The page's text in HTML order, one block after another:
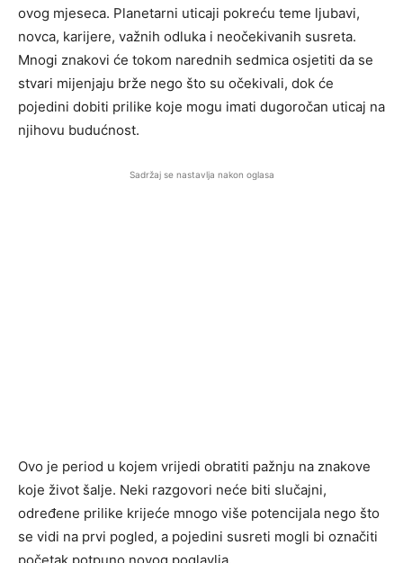
ovog mjeseca. Planetarni uticaji pokreću teme ljubavi,
novca, karijere, važnih odluka i neočekivanih susreta.
Mnogi znakovi će tokom narednih sedmica osjetiti da se
stvari mijenjaju brže nego što su očekivali, dok će
pojedini dobiti prilike koje mogu imati dugoročan uticaj na
njihovu budućnost.
Sadržaj se nastavlja nakon oglasa
Ovo je period u kojem vrijedi obratiti pažnju na znakove
koje život šalje. Neki razgovori neće biti slučajni,
određene prilike krijeće mnogo više potencijala nego što
se vidi na prvi pogled, a pojedini susreti mogli bi označiti